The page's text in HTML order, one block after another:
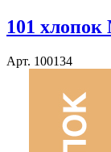
101
Арт. 100134